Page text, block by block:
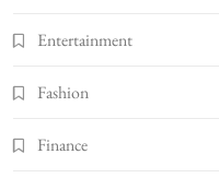
Entertainment
Fashion
Finance